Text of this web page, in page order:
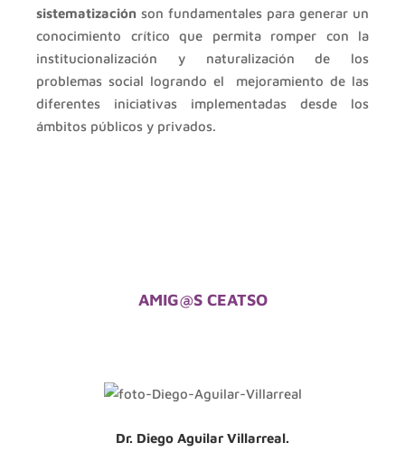
sistematización son fundamentales para generar un
conocimiento crítico que permita romper con la
institucionalización y naturalización de los
problemas social logrando el mejoramiento de las
diferentes iniciativas implementadas desde los
ámbitos públicos y privados.
AMIG@S CEATSO
Dr. Diego Aguilar Villarreal.